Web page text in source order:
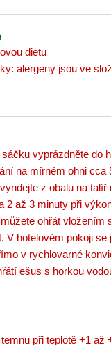
dietu
alergeny jsou ve
vyprázdněte do
na mírném ohni cca
z obalu na talíř
2 až 3 minuty při
ohřát vložením
V hotelovém pokoji se
v rychlovarné
ešus s horkou
při teplotě +1 až